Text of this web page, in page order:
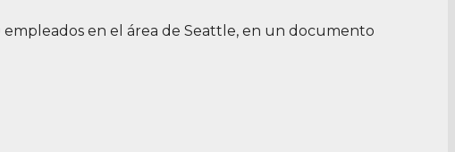
en el área de Seattle, en un documento